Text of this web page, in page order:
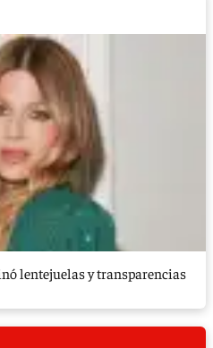
lentejuelas y transparencias